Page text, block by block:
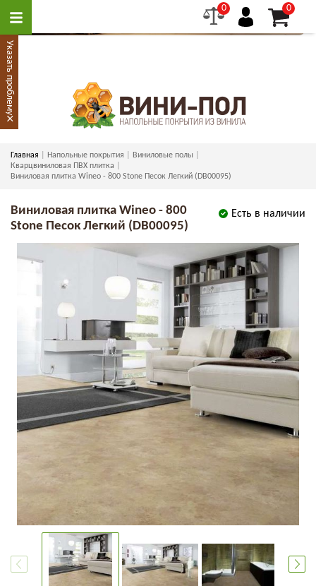
0 0
Главная Напольные покрытия
Виниловые полы
Кварцвиниловая ПВХ плитка
Виниловая плитка Wineo - 800 Stone Песок Легкий (DB00095)
Есть в наличии
Виниловая плитка Wineo - 800
Stone Песок Легкий (DB00095)
Указать проблему
×